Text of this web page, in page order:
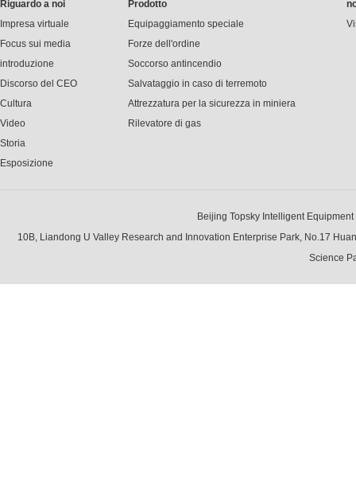
Riguardo a noi
Impresa virtuale
Focus sui media
introduzione
Discorso del CEO
Cultura
Video
Storia
Esposizione
Prodotto
Equipaggiamento speciale
Forze dell'ordine
Soccorso antincendio
Salvataggio in caso di terremoto
Attrezzatura per la sicurezza in miniera
Rilevatore di gas
Beijing Topsky Intelligent
10B, Liandong U Valley Research and Innovation Enterprise Park, No.17
Science